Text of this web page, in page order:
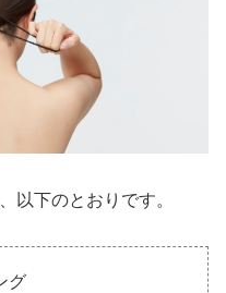
以下のとおりです。
グ